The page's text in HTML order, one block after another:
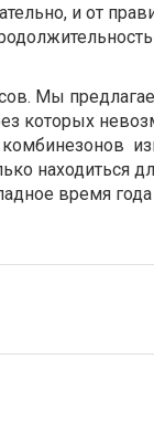
и от
Мы
которых
находиться
время